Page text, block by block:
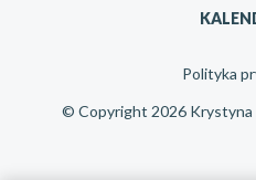
Polityka
© Copyright 2026 Krystyna